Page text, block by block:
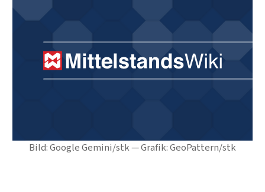
Bild: Google Gemini/stk — Grafik: GeoPattern/stk